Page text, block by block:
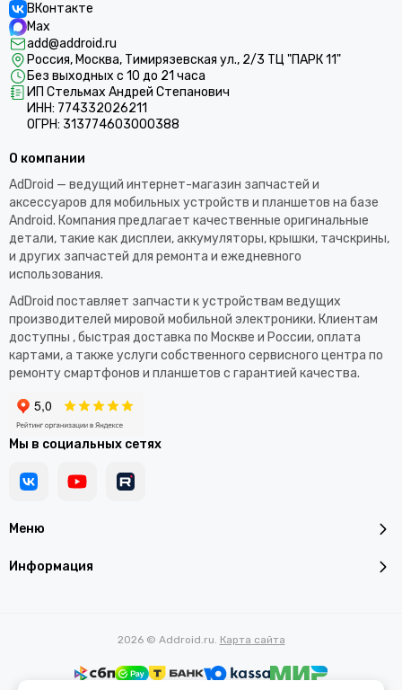
ВКонтакте
Max
add@addroid.ru
Россия, Москва, Тимирязевская ул., 2/3 ТЦ "ПАРК 11"
Без выходных с 10 до 21 часа
ИП Стельмах Андрей Степанович
ИНН: 774332026211
ОГРН: 313774603000388
Меню
Информация
О компании
AdDroid — ведущий интернет-магазин запчастей и
аксессуаров для мобильных устройств и планшетов на базе
Android. Компания предлагает качественные оригинальные
детали, такие как дисплеи, аккумуляторы, крышки, тачскрины,
и других запчастей для ремонта и ежедневного
использования.​
AdDroid поставляет запчасти к устройствам ведущих
производителей мировой мобильной электроники. Клиентам
доступны , быстрая доставка по Москве и России, оплата
картами, а также услуги собственного сервисного центра по
ремонту смартфонов и планшетов с гарантией качества.
Мы в социальных сетях
2026 © Addroid.ru. Карта сайта